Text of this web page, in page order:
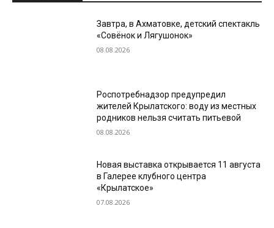
Завтра, в Ахматовке, детский спектакль
«Совёнок и Лягушонок»
08.08.2026
Роспотребнадзор предупредил
жителей Крылатского: воду из местных
родников нельзя считать питьевой
08.08.2026
Новая выставка открывается 11 августа
в Галерее клубного центра
«Крылатское»
07.08.2026